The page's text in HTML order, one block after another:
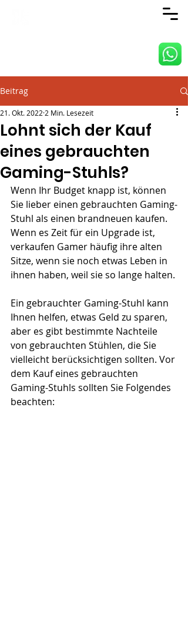
Beitrag
Lohnt sich der Kauf
eines gebrauchten
Gaming-Stuhls?
21. Okt. 2022 2 Min. Lesezeit
Wenn Ihr Budget knapp ist, können
Sie lieber einen gebrauchten Gaming-
Stuhl als einen brandneuen kaufen.
Wenn es Zeit für ein Upgrade ist,
verkaufen Gamer häufig ihre alten
Sitze, wenn sie noch etwas Leben in
ihnen haben, weil sie so lange halten.
Ein gebrauchter Gaming-Stuhl kann
Ihnen helfen, etwas Geld zu sparen,
aber es gibt bestimmte Nachteile
von gebrauchten Stühlen, die Sie
vielleicht berücksichtigen sollten. Vor
dem Kauf eines gebrauchten
Gaming-Stuhls sollten Sie Folgendes
beachten: